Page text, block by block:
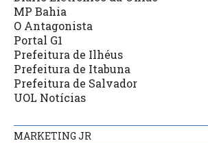
MP Bahia
O Antagonista
Portal G1
Prefeitura de Ilhéus
Prefeitura de Itabuna
Prefeitura de Salvador
UOL Notícias
MARKETING JR